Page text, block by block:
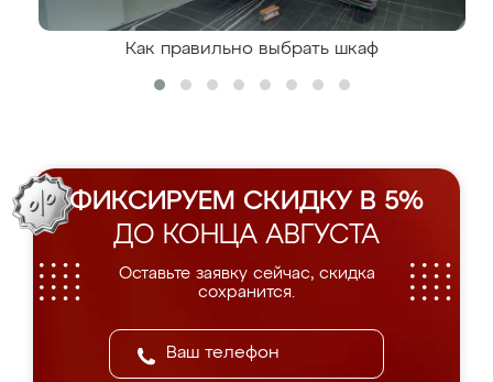
Как правильно выбрать шкаф
ФИКСИРУЕМ СКИДКУ В 5%
ДО КОНЦА АВГУСТА
Оставьте заявку сейчас, скидка
сохранится.